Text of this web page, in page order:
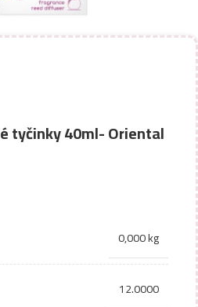
tyčinky 40ml- Oriental
0,000 kg
12.0000